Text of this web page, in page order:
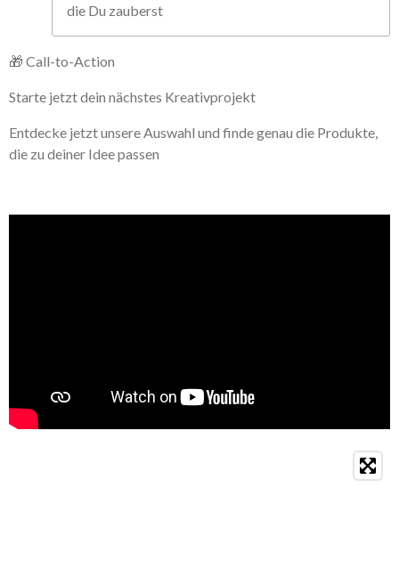
die Du zauberst
🎁 Call-to-Action
Starte jetzt dein nächstes Kreativprojekt
Entdecke jetzt unsere Auswahl und finde genau die Produkte,
die zu deiner Idee passen